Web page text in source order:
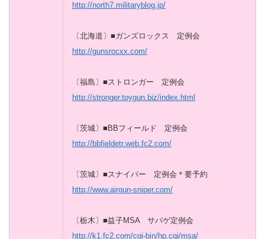
http://north7.militaryblog.jp/
〔北海道〕■ガンズロックス 定例会
http://gunsrocxx.com/
〔福島〕■ストロンガー 定例会
http://stronger.toygun.biz/index.html
〔茨城〕■BBフィールド 定例会
http://bbfieldetr.web.fc2.com/
〔茨城〕■スナイパー 定例会＊要予約
http://www.airgun-sniper.com/
〔栃木〕■益子MSA サバゲ定例会
http://k1.fc2.com/cgi-bin/hp.cgi/msa/